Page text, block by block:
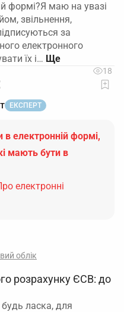
формі?Я маю на увазі
звільнення,
за
електронного
їх і…
18
ЕКСПЕРТ
в електронній формі,
мають бути в
електронні
облік
розрахунку ЄСВ: до
ласка, для